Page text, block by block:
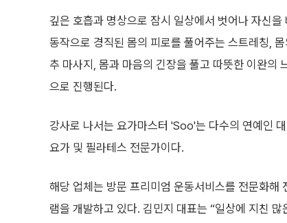
깊은 호흡과 명상으로 잠시 일상에서 벗어나 자신
동작으로 경직된 몸의 피로를 풀어주는 스트레칭,
추 마사지, 몸과 마음의 긴장을 풀고 따뜻한 이완
으로 진행된다.
강사로 나서는 요가마스터 'Soo'는 다수의 연예인
요가 및 필라테스 전문가이다.
해당 업체는 방문 프리미엄 운동서비스를 전문화
램을 개발하고 있다. 김민지 대표는 “일상에 지친